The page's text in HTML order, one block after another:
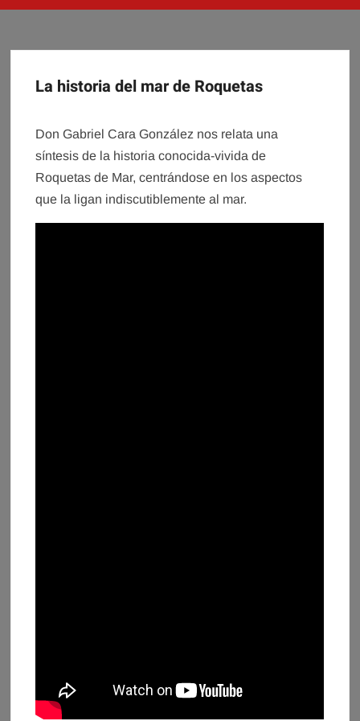
La historia del mar de Roquetas
Don Gabriel Cara González nos relata una
síntesis de la historia conocida-vivida de
Roquetas de Mar, centrándose en los aspectos
que la ligan indiscutiblemente al mar.